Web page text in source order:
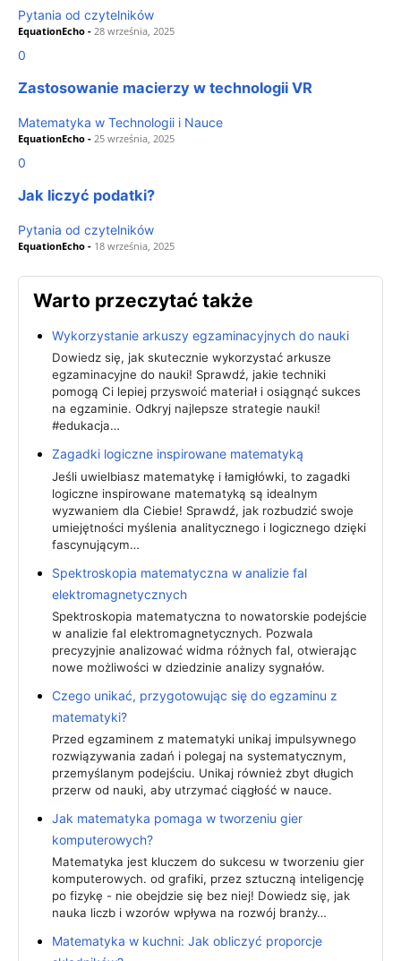
Pytania od czytelników
EquationEcho - 28 września, 2025
0
Zastosowanie macierzy w technologii VR
Matematyka w Technologii i Nauce
EquationEcho - 25 września, 2025
0
Jak liczyć podatki?
Pytania od czytelników
EquationEcho - 18 września, 2025
Warto przeczytać także
Wykorzystanie arkuszy egzaminacyjnych do nauki
Dowiedz się, jak skutecznie wykorzystać arkusze
egzaminacyjne do nauki! Sprawdź, jakie techniki
pomogą Ci lepiej przyswoić materiał i osiągnąć sukces
na egzaminie. Odkryj najlepsze strategie nauki!
#edukacja…
Zagadki logiczne inspirowane matematyką
Jeśli uwielbiasz matematykę i łamigłówki, to zagadki
logiczne inspirowane matematyką są idealnym
wyzwaniem dla Ciebie! Sprawdź, jak rozbudzić swoje
umiejętności myślenia analitycznego i logicznego dzięki
fascynującym…
Spektroskopia matematyczna w analizie fal
elektromagnetycznych
Spektroskopia matematyczna to nowatorskie podejście
w analizie fal elektromagnetycznych. Pozwala
precyzyjnie analizować widma różnych fal, otwierając
nowe możliwości w dziedzinie analizy sygnałów.
Czego unikać, przygotowując się do egzaminu z
matematyki?
Przed egzaminem z matematyki unikaj impulsywnego
rozwiązywania zadań i polegaj na systematycznym,
przemyślanym podejściu. Unikaj również zbyt długich
przerw od nauki, aby utrzymać ciągłość w nauce.
Jak matematyka pomaga w tworzeniu gier
komputerowych?
Matematyka jest kluczem do sukcesu w tworzeniu gier
komputerowych. od grafiki, przez sztuczną inteligencję
po fizykę - nie obejdzie się bez niej! Dowiedz się, jak
nauka liczb i wzorów wpływa na rozwój branży…
Matematyka w kuchni: Jak obliczyć proporcje